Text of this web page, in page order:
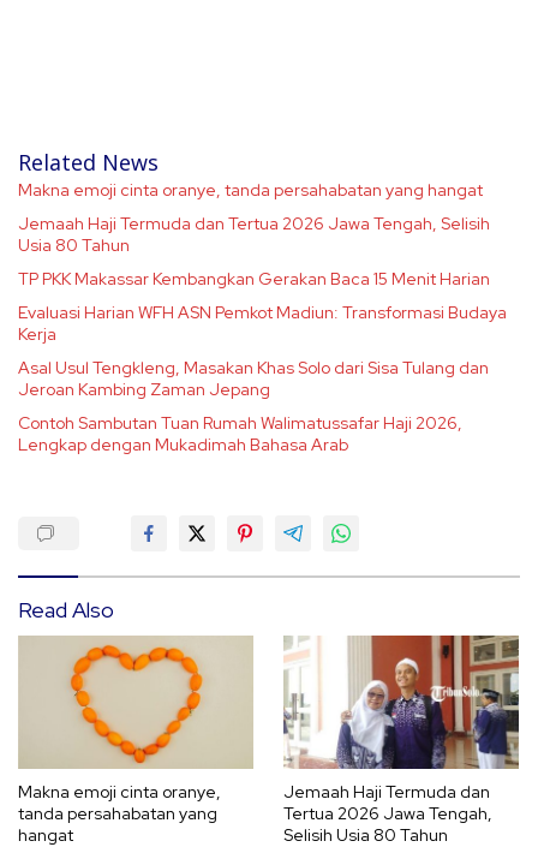
Related News
Makna emoji cinta oranye, tanda persahabatan yang hangat
Jemaah Haji Termuda dan Tertua 2026 Jawa Tengah, Selisih
Usia 80 Tahun
TP PKK Makassar Kembangkan Gerakan Baca 15 Menit Harian
Evaluasi Harian WFH ASN Pemkot Madiun: Transformasi Budaya
Kerja
Asal Usul Tengkleng, Masakan Khas Solo dari Sisa Tulang dan
Jeroan Kambing Zaman Jepang
Contoh Sambutan Tuan Rumah Walimatussafar Haji 2026,
Lengkap dengan Mukadimah Bahasa Arab
Read Also
Makna emoji cinta oranye,
tanda persahabatan yang
hangat
Jemaah Haji Termuda dan
Tertua 2026 Jawa Tengah,
Selisih Usia 80 Tahun